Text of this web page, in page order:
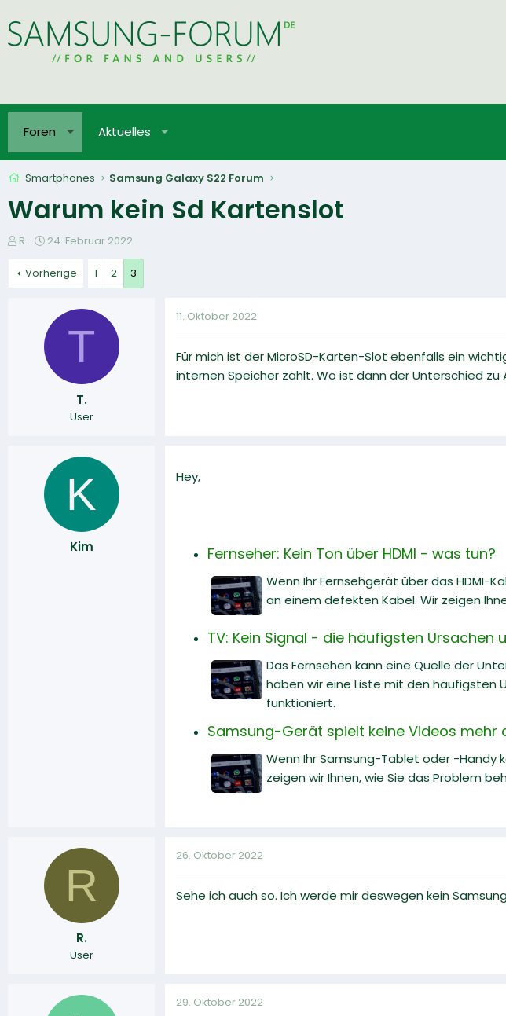
Foren Aktuelles
Smartphones Samsung Galaxy S22 Forum
Warum kein Sd Kartenslot
E
s
t
R.
E
s
t
l
a
24. Februar 2022
Vorherige 1 2 3
T
T.
User
11. Oktober 2022
Für mich ist der MicroSD-Karten-Slot ebenfalls ein
internen Speicher zahlt. Wo ist dann der Unterschied zu
K
Kim
Hey,
Fernseher: Kein Ton über HDMI - was tun?
Wenn Ihr Fernsehgerät über das HDMI-
an einem defekten Kabel. Wir zeigen
TV: Kein Signal - die häufigsten Ursachen
Das Fernsehen kann eine Quelle der
haben wir eine Liste mit den häufigsten
funktioniert.
Samsung-Gerät spielt keine Videos mehr
Wenn Ihr Samsung-Tablet oder -Handy
zeigen wir Ihnen, wie Sie das Problem
R
R.
User
26. Oktober 2022
Sehe ich auch so. Ich werde mir deswegen kein
29. Oktober 2022